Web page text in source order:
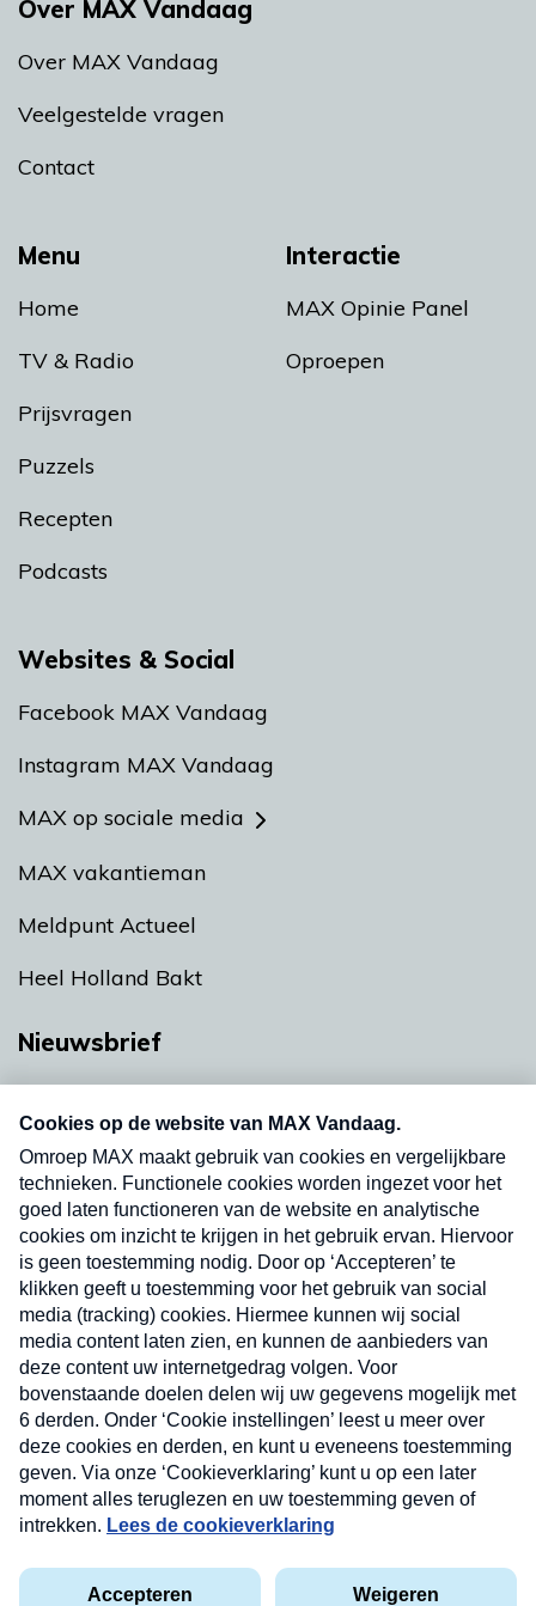
Menu
Home
TV & Radio
Prijsvragen
Puzzels
Recepten
Podcasts
Interactie
MAX Opinie Panel
Oproepen
Over MAX Vandaag
Over MAX Vandaag
Veelgestelde vragen
Contact
Websites & Social
Facebook MAX Vandaag
Instagram MAX Vandaag
MAX op sociale media
MAX vakantieman
Meldpunt Actueel
Heel Holland Bakt
Nieuwsbrief
nieuwsbrief. Elke vrijdag- en dinsdagochtend in
uw mailbox.
Verzend
Privacyverklaring
Cookieverklaring
Nieuwsbrief
Neem hier een gratis abonnement op onze
nieuwsbrief. Elke vrijdag- en dinsdagochtend in uw